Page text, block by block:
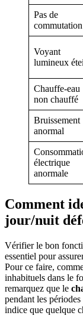
Pas de
commutation
Voyant
lumineux
Chauffe-eau
non chauffé
Bruissement
anormal
électrique
anormale
Comment
jour/nuit
Vérifier le bon
essentiel pour
Pour ce faire,
inhabituels dans le
remarquez que le
pendant les
indice que quelque